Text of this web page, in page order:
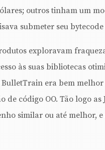
outros tinham um
submeter seu
exploravam
às suas bibliotecas
era bem
de código OO. Tão logo
similar ou até melhor,